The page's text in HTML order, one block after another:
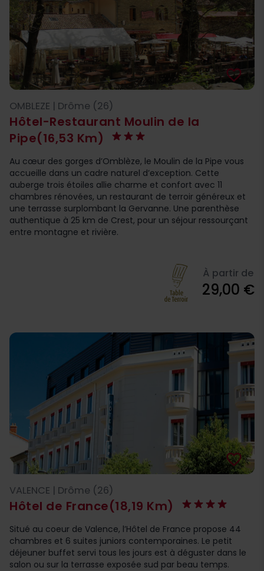
Hôtel-Restaurant Moulin de la
Pipe(16,53 Km)
favorite_border
OMBLEZE | Drôme (26)
Au cœur des gorges d’Omblèze, le Moulin de la Pipe vous
accueille dans un cadre naturel d’exception. Cette
auberge trois étoiles allie charme et confort avec 11
chambres rénovées, un restaurant de terroir généreux et
une terrasse surplombant la Gervanne. Une parenthèse
authentique à 25 km de Crest, pour un séjour ressourçant
entre montagne et rivière.
À partir de
29,00 €
Hôtel de France(18,19 Km)
favorite_border
VALENCE | Drôme (26)
Situé au coeur de Valence, l’Hôtel de France propose 44
chambres et 6 suites juniors contemporaines. Le petit
déjeuner buffet servi tous les jours est à déguster dans le
salon ou sur la terrasse exposée sud par beau temps.